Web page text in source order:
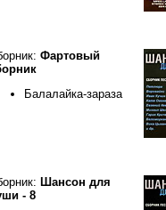
Фартовый
Балалайка-зараза
Шансон для
- 8